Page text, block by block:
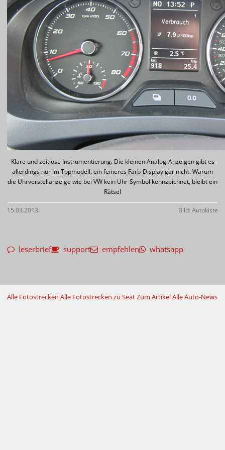
Klare und zeitlose Instrumentierung. Die kleinen Analog-Anzeigen gibt es
allerdings nur im Topmodell, ein feineres Farb-Display gar nicht. Warum
die Uhrverstellanzeige wie bei VW kein Uhr-Symbol kennzeichnet, bleibt ein
Rätsel
15.03.2013 Bild: Autokiste
leserbrief support empfehlen whatsapp
Alle Fotostrecken Alle Fotostrecken zu SeatZum ArtikelAlle Auto-News